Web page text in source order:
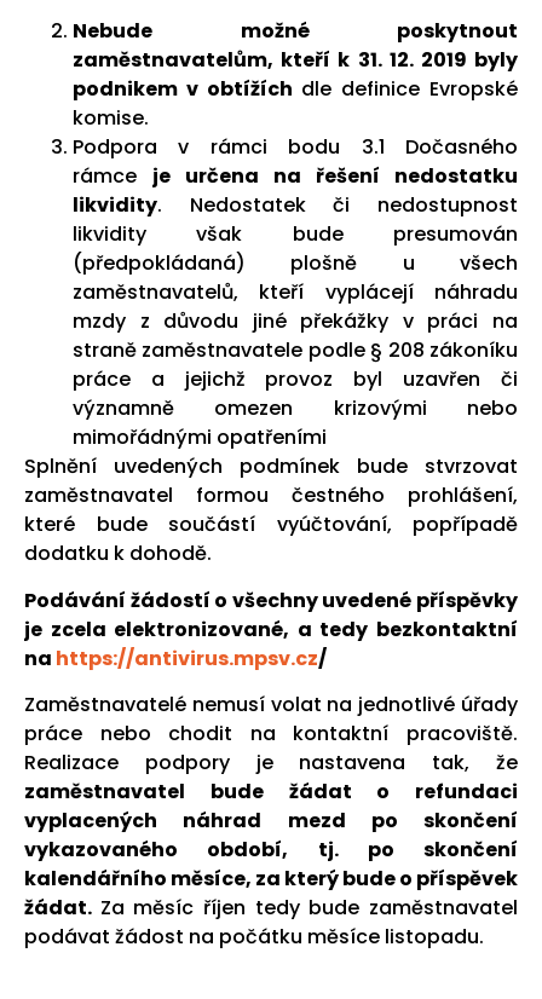
Nebude možné poskytnout
zaměstnavatelům, kteří k 31. 12. 2019 byly
podnikem v obtížích dle definice Evropské
komise.
Podpora v rámci bodu 3.1 Dočasného
rámce je určena na řešení nedostatku
likvidity. Nedostatek či nedostupnost
likvidity však bude presumován
(předpokládaná) plošně u všech
zaměstnavatelů, kteří vyplácejí náhradu
mzdy z důvodu jiné překážky v práci na
straně zaměstnavatele podle § 208 zákoníku
práce a jejichž provoz byl uzavřen či
významně omezen krizovými nebo
mimořádnými opatřeními
Splnění uvedených podmínek bude stvrzovat
zaměstnavatel formou čestného prohlášení,
které bude součástí vyúčtování, popřípadě
dodatku k dohodě.
Podávání žádostí o všechny uvedené příspěvky
je zcela elektronizované, a tedy bezkontaktní
na https://antivirus.mpsv.cz/
Zaměstnavatelé nemusí volat na jednotlivé úřady
práce nebo chodit na kontaktní pracoviště.
Realizace podpory je nastavena tak, že
zaměstnavatel bude žádat o refundaci
vyplacených náhrad mezd po skončení
vykazovaného období, tj. po skončení
kalendářního měsíce, za který bude o příspěvek
žádat. Za měsíc říjen tedy bude zaměstnavatel
podávat žádost na počátku měsíce listopadu.